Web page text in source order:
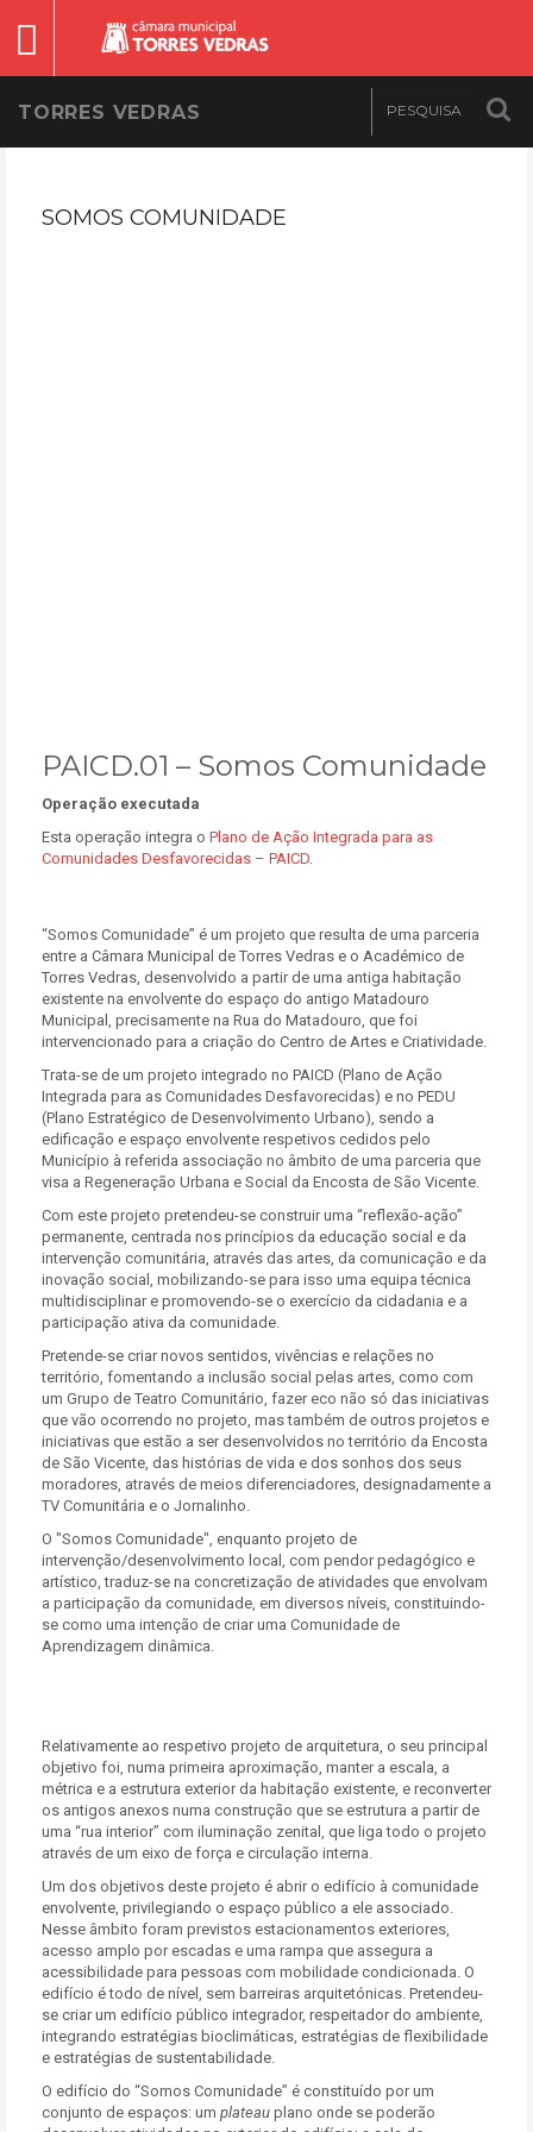
TORRES VEDRAS
SOMOS COMUNIDADE
PAICD.01 – Somos Comunidade
Operação executada
Esta operação integra o Plano de Ação Integrada para as
Comunidades Desfavorecidas – PAICD.
“Somos Comunidade” é um projeto que resulta de uma parceria
entre a Câmara Municipal de Torres Vedras e o Académico de
Torres Vedras, desenvolvido a partir de uma antiga habitação
existente na envolvente do espaço do antigo Matadouro
Municipal, precisamente na Rua do Matadouro, que foi
intervencionado para a criação do Centro de Artes e Criatividade.
Trata-se de um projeto integrado no PAICD (Plano de Ação
Integrada para as Comunidades Desfavorecidas) e no PEDU
(Plano Estratégico de Desenvolvimento Urbano), sendo a
edificação e espaço envolvente respetivos cedidos pelo
Município à referida associação no âmbito de uma parceria que
visa a Regeneração Urbana e Social da Encosta de São Vicente.
Com este projeto pretendeu-se construir uma “reflexão-ação”
permanente, centrada nos princípios da educação social e da
intervenção comunitária, através das artes, da comunicação e da
inovação social, mobilizando-se para isso uma equipa técnica
multidisciplinar e promovendo-se o exercício da cidadania e a
participação ativa da comunidade.
Pretende-se criar novos sentidos, vivências e relações no
território, fomentando a inclusão social pelas artes, como com
um Grupo de Teatro Comunitário, fazer eco não só das iniciativas
que vão ocorrendo no projeto, mas também de outros projetos e
iniciativas que estão a ser desenvolvidos no território da Encosta
de São Vicente, das histórias de vida e dos sonhos dos seus
moradores, através de meios diferenciadores, designadamente a
TV Comunitária e o Jornalinho.
O "Somos Comunidade", enquanto projeto de
intervenção/desenvolvimento local, com pendor pedagógico e
artístico, traduz-se na concretização de atividades que envolvam
a participação da comunidade, em diversos níveis, constituindo-
se como uma intenção de criar uma Comunidade de
Aprendizagem dinâmica.
Relativamente ao respetivo projeto de arquitetura, o seu principal
objetivo foi, numa primeira aproximação, manter a escala, a
métrica e a estrutura exterior da habitação existente, e reconverter
os antigos anexos numa construção que se estrutura a partir de
uma “rua interior” com iluminação zenital, que liga todo o projeto
através de um eixo de força e circulação interna.
Um dos objetivos deste projeto é abrir o edifício à comunidade
envolvente, privilegiando o espaço público a ele associado.
Nesse âmbito foram previstos estacionamentos exteriores,
acesso amplo por escadas e uma rampa que assegura a
acessibilidade para pessoas com mobilidade condicionada. O
edifício é todo de nível, sem barreiras arquitetónicas. Pretendeu-
se criar um edifício público integrador, respeitador do ambiente,
integrando estratégias bioclimáticas, estratégias de flexibilidade
e estratégias de sustentabilidade.
O edifício do “Somos Comunidade” é constituído por um
conjunto de espaços: um plateau plano onde se poderão